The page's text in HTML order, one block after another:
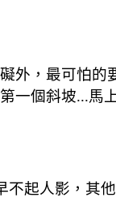
外，最可怕
一個斜坡...馬
起人影，其